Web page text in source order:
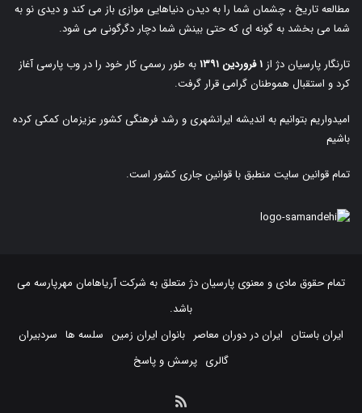
مطالعه تاریخ ، چشمان شما را به دیدن دنیاهایی موازی باز می کند و دیدی نو به
شما می بخشد به گونه ای که حتی بینش شما دچار دگرگونی می شود.
تارنگار پارسیان دژ از ۱ فروردین ۱۳۹۱
به طور رسمی کار خود را در وب پارسی آغاز
کرد و استقبال هموطنان گرامی قرار گرفت.
امیدواریم بتوانیم به اندیشه ایرانشهری و رشد فرهنگی کشور عزیزمان کمکی کرده
باشیم
تمام قوانین سایت منطبق با قوانین جاری کشور است.
تمام حقوق مادی و معنوی پارسیان دژ متعلق به شرکت آریاهامان مهرپارسه می
باشد.
ایران باستان ایران در دوران معاصر بانوان ایران زمین سلسه ها سردبیران
گالری پرسش و پاسخ
خوراک